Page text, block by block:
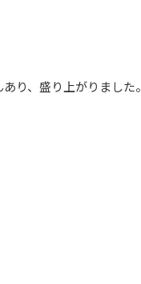
り、盛り上がりました。